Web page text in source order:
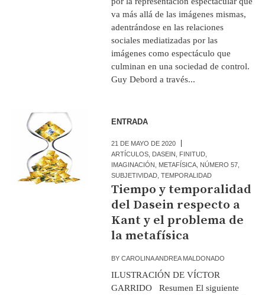
va más allá de las imágenes mismas,
adentrándose en las relaciones
sociales mediatizadas por las
imágenes como espectáculo que
culminan en una sociedad de control.
Guy Debord a través...
ENTRADA
21 DE MAYO DE 2020
ARTÍCULOS DASEIN FINITUD
IMAGINACIÓN
METAFÍSICA NÚMERO 57
SUBJETIVIDAD ,TEMPORALIDAD
Tiempo y temporalidad
del Dasein respecto a
Kant y el problema de
la metafísica
BYCAROLINA ANDREA MALDONADO
ILUSTRACIÓN DE VÍCTOR
GARRIDO Resumen El siguiente